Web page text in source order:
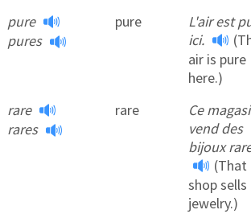
pure
pures
pure
L'air est
ici.
air is pure
here.)
rare
rares
rare
Ce
vend des
bijoux
(That
shop sells
jewelry.)